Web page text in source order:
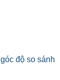
độ so sánh